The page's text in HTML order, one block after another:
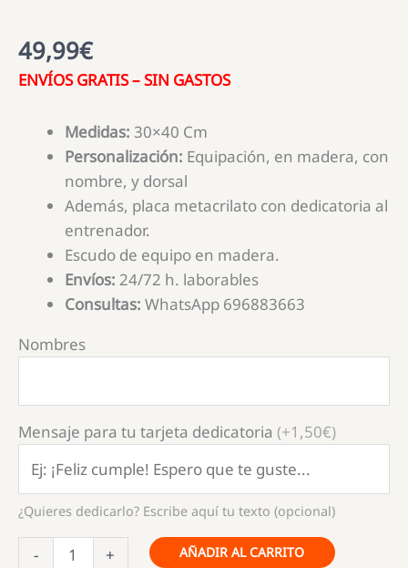
49,99€
ENVÍOS GRATIS – SIN GASTOS
Medidas: 30×40 Cm
Personalización: Equipación, en madera, con
nombre, y dorsal
Además, placa metacrilato con dedicatoria al
entrenador.
Escudo de equipo en madera.
Envíos: 24/72 h. laborables
Consultas: WhatsApp 696883663
Nombres
Mensaje para tu tarjeta dedicatoria (+1,50€)
¿Quieres dedicarlo? Escribe aquí tu texto (opcional)
- + AÑADIR AL CARRITO